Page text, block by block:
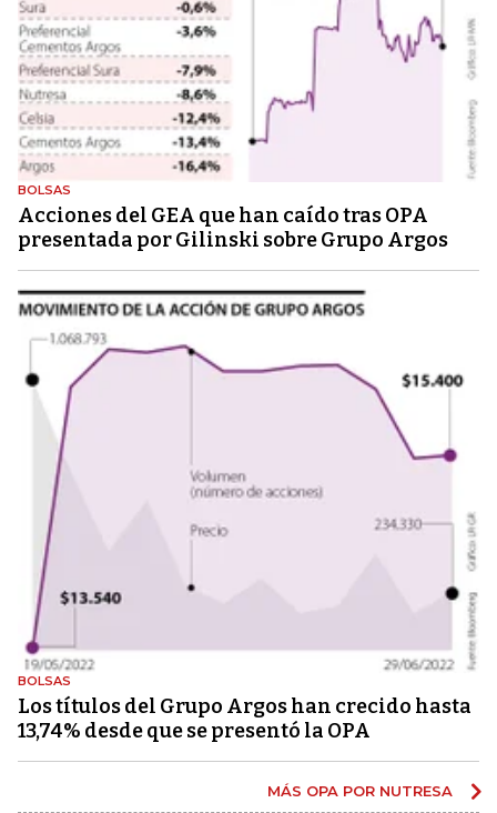
BOLSAS
Acciones del GEA que han caído tras OPA
presentada por Gilinski sobre Grupo Argos
BOLSAS
Los títulos del Grupo Argos han crecido hasta
13,74% desde que se presentó la OPA
MÁS OPA POR NUTRESA